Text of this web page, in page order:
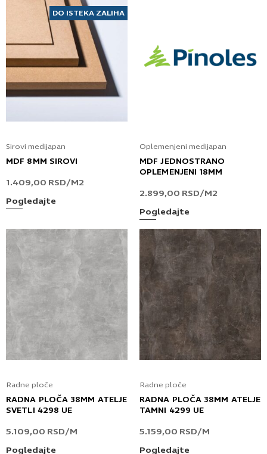
DO ISTEKA ZALIHA
Sirovi medijapan
MDF 8MM SIROVI
1.409,00 RSD/M2
Pogledajte
Oplemenjeni medijapan
MDF JEDNOSTRANO
OPLEMENJENI 18MM
2.899,00 RSD/M2
Pogledajte
Radne ploče
RADNA PLOČA 38MM ATELJE
SVETLI 4298 UE
5.109,00 RSD/M
Pogledajte
Radne ploče
RADNA PLOČA 38MM ATELJE
TAMNI 4299 UE
5.159,00 RSD/M
Pogledajte